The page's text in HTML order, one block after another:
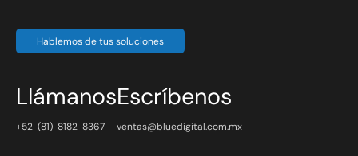
Hablemos de tus soluciones
Llámanos
+52-(81)-8182-8367
Escríbenos
ventas@bluedigital.com.mx